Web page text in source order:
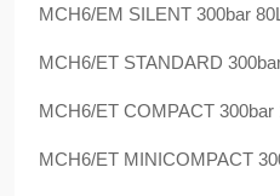
MCH6/EM SILENT 300bar
MCH6/ET STANDARD
MCH6/ET COMPACT 300bar
MCH6/ET MINICOMPACT